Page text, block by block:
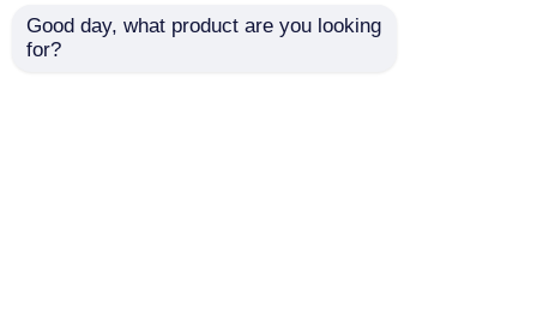
Good day, what product are you looking
for?